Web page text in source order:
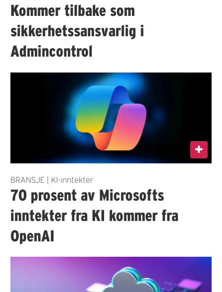
Kommer tilbake som
sikkerhetssansvarlig i
Admincontrol
BRANSJE | KI-inntekter
70 prosent av Microsofts
inntekter fra KI kommer fra
OpenAI